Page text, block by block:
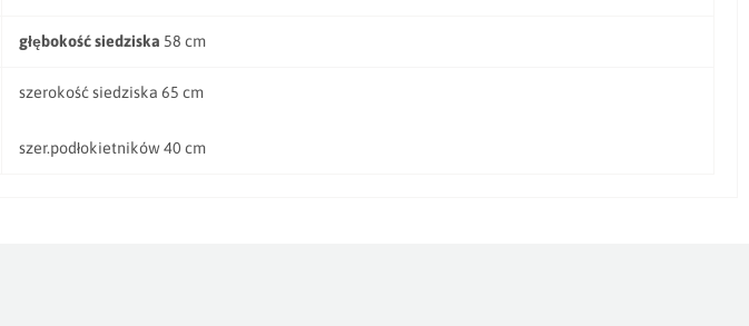
głębokość siedziska 58 cm
szerokość siedziska 65 cm
szer.podłokietników 40 cm